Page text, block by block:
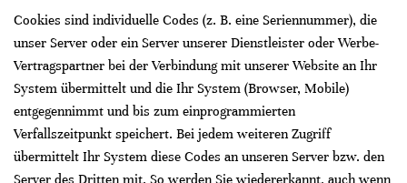
Cookies sind individuelle Codes (z. B. eine Seriennummer), die
unser Server oder ein Server unserer Dienstleister oder Werbe-
Vertragspartner bei der Verbindung mit unserer Website an Ihr
System übermittelt und die Ihr System (Browser, Mobile)
entgegennimmt und bis zum einprogrammierten
Verfallszeitpunkt speichert. Bei jedem weiteren Zugriff
übermittelt Ihr System diese Codes an unseren Server bzw. den
Server des Dritten mit. So werden Sie wiedererkannt, auch wenn